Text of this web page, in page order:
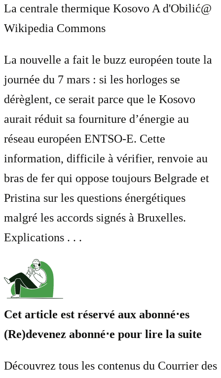
La centrale thermique Kosovo A d'Obilić@
Wikipedia Commons
La nouvelle a fait le buzz européen toute la
journée du 7 mars : si les horloges se
dérèglent, ce serait parce que le Kosovo
aurait réduit sa fourniture d’énergie au
réseau européen ENTSO-E. Cette
information, difficile à vérifier, renvoie au
bras de fer qui oppose toujours Belgrade et
Pristina sur les questions énergétiques
malgré les accords signés à Bruxelles.
Explications . . .
Cet article est réservé aux abonné⋅es
(Re)devenez abonné⋅e pour lire la suite
Découvrez tous les contenus du Courrier des